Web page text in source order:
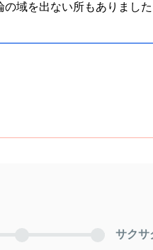
域を出ない所もありまし
サクサ